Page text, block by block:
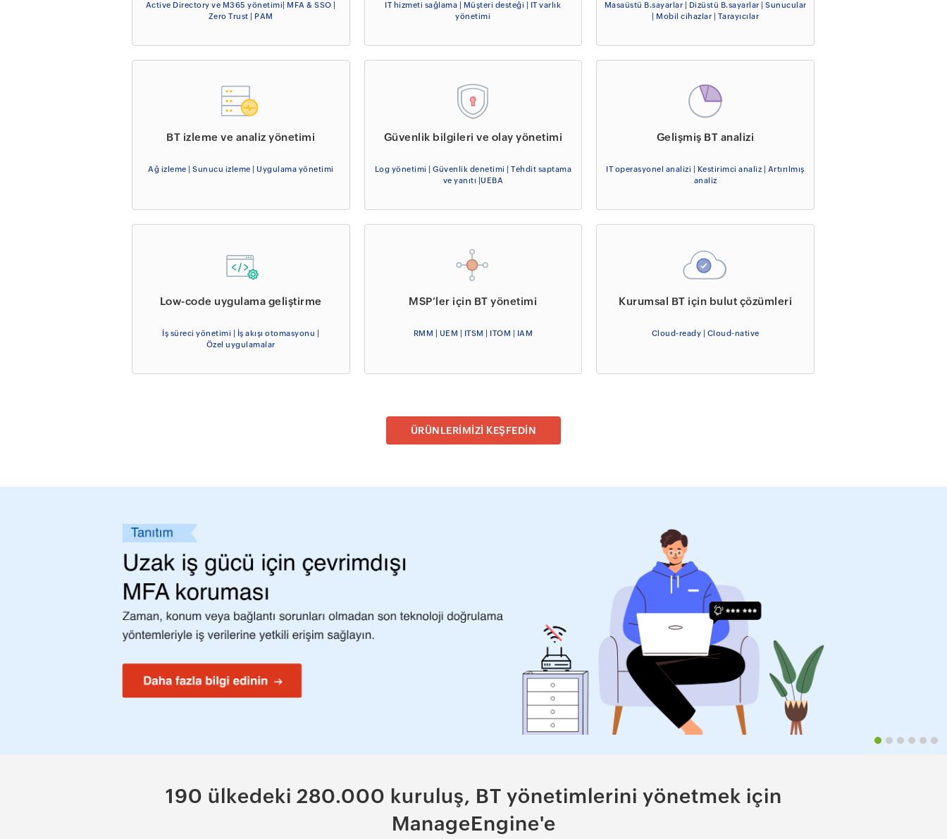
Active Directory ve M365 yönetimi| MFA & SSO |
Zero Trust | PAM
IT hizmeti sağlama | Müşteri desteği | IT varlık
yönetimi
Masaüstü B.sayarlar | Dizüstü B.sayarlar | Sunucular
| Mobil cihazlar | Tarayıcılar
BT izleme ve analiz yönetimi
Ağ izleme | Sunucu izleme | Uygulama yönetimi
Güvenlik bilgileri ve olay yönetimi
Log yönetimi | Güvenlik denetimi | Tehdit saptama
ve yanıtı |UEBA
Gelişmiş BT analizi
IT operasyonel analizi | Kestirimci analiz | Artırılmış
analiz
Low-code uygulama geliştirme
İş süreci yönetimi | İş akışı otomasyonu |
Özel uygulamalar
MSP’ler için BT yönetimi
RMM | UEM | ITSM | ITOM | IAM
Kurumsal BT için bulut çözümleri
Cloud-ready | Cloud-native
ÜRÜNLERİMİZİ KEŞFEDİN
190 ülkedeki 280.000 kuruluş, BT yönetimlerini yönetmek için
ManageEngine'e